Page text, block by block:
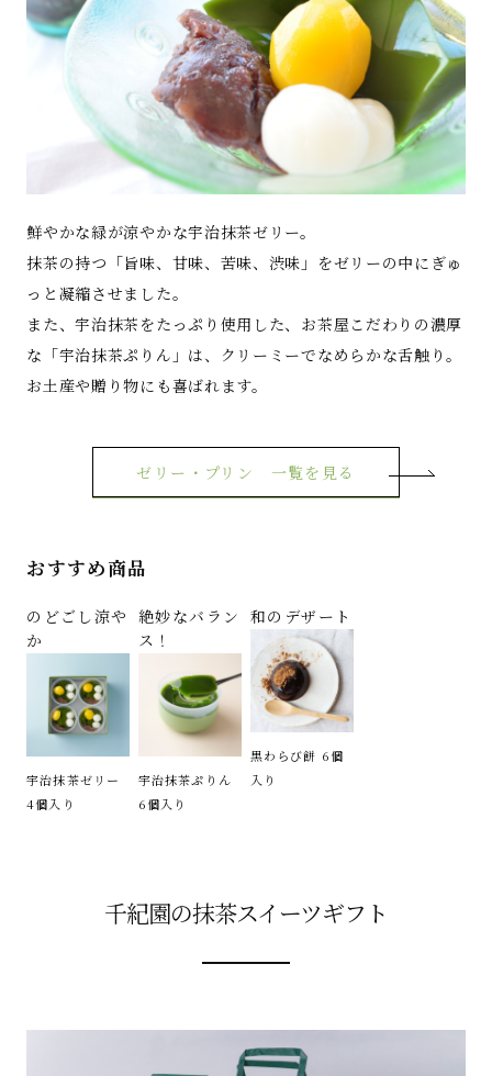
鮮やかな緑が涼やかな宇治抹茶ゼリー。
抹茶の持つ「旨味、甘味、苦味、渋味」をゼリーの中にぎゅ
っと凝縮させました。
また、宇治抹茶をたっぷり使用した、お茶屋こだわりの濃厚
な「宇治抹茶ぷりん」は、クリーミーでなめらかな舌触り。
お土産や贈り物にも喜ばれます。
ゼリー・プリン 一覧を見る
おすすめ商品
のどごし涼や
か
宇治抹茶ゼリー
4個入り
絶妙なバラン
ス！
宇治抹茶ぷりん
6個入り
和のデザート
黒わらび餅 6個
入り
千紀園の抹茶スイーツギフト